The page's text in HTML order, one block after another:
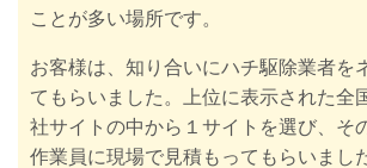
ことが多い場所です。
お客様は、知り合いにハチ駆除業者を
てもらいました。
上位に表示された全
社サイトの中から１サイトを選び、 そ
作業員に現場で見積もってもらいまし